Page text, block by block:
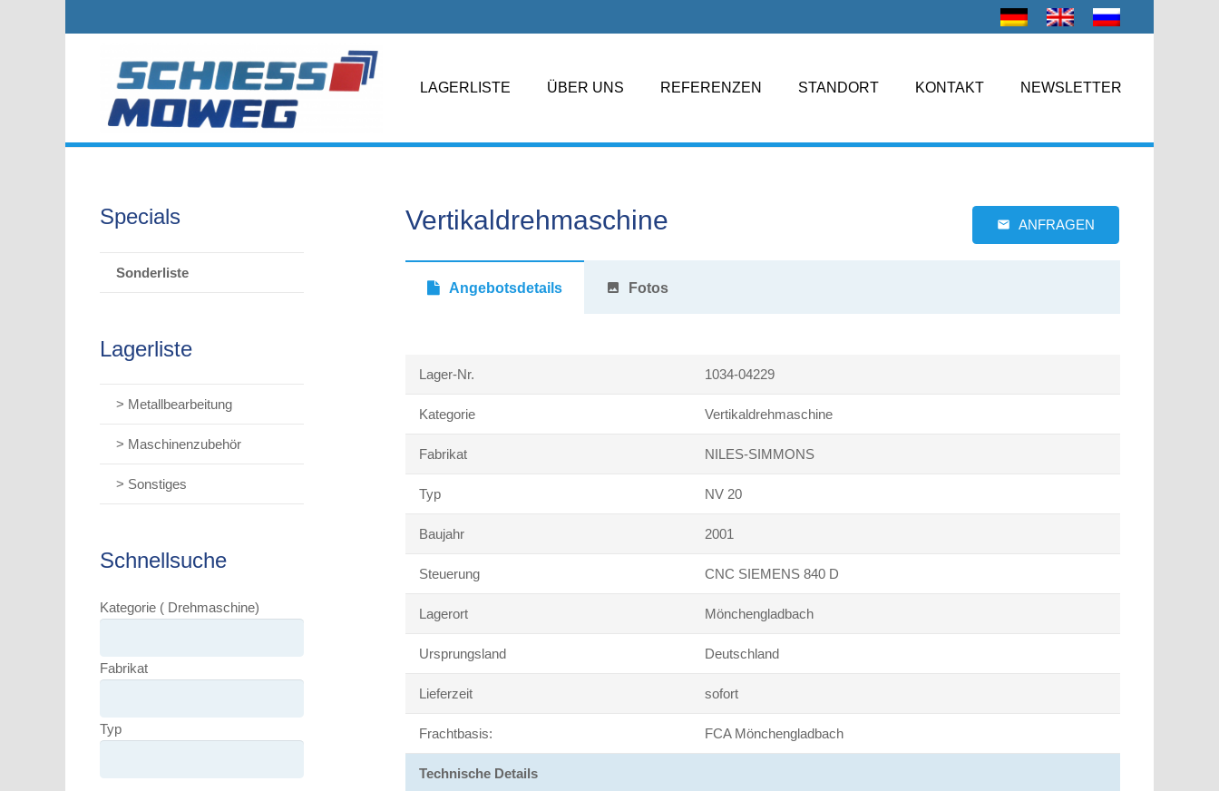
LAGERLISTE ÜBER UNS REFERENZEN STANDORT KONTAKT NEWSLETTER
Vertikaldrehmaschine email ANFRAGEN
Angebotsdetails photo Fotos
Lager-Nr. 1034-04229
Kategorie Vertikaldrehmaschine
Fabrikat NILES-SIMMONS
Typ NV 20
Baujahr 2001
Steuerung CNC SIEMENS 840 D
Lagerort Mönchengladbach
Ursprungsland Deutschland
Lieferzeit sofort
Frachtbasis: FCA Mönchengladbach
Technische Details
Specials
Sonderliste
Lagerliste
> Metallbearbeitung
> Maschinenzubehör
> Sonstiges
Schnellsuche
Kategorie ( Drehmaschine)
Fabrikat
Typ